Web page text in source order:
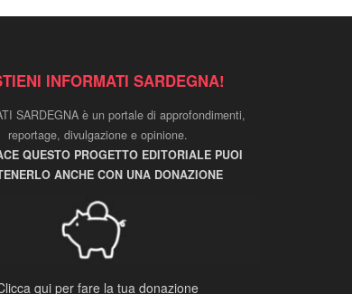
INFORMATI SARDEGNA!
SARDEGNA è un portale di approfondimenti,
reportage, divulgazione e opinione.
QUESTO PROGETTO EDITORIALE PUOI
ANCHE CON UNA DONAZIONE
qui per fare la tua donazione